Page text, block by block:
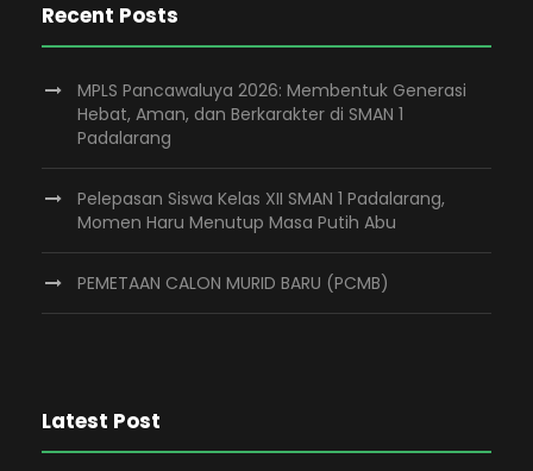
Recent Posts
MPLS Pancawaluya 2026: Membentuk Generasi
Hebat, Aman, dan Berkarakter di SMAN 1
Padalarang
Pelepasan Siswa Kelas XII SMAN 1 Padalarang,
Momen Haru Menutup Masa Putih Abu
PEMETAAN CALON MURID BARU (PCMB)
Latest Post